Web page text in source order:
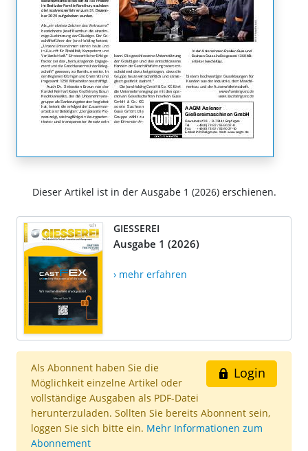
Dieser Artikel ist in der Ausgabe 1 (2026) erschienen.
GIESSEREI
Ausgabe 1 (2026)
› mehr erfahren
Login
Als Abonnent haben Sie die
Möglichkeit einzelne Artikel oder
vollständige Ausgaben als PDF-Datei
herunterzuladen. Sollten Sie bereits Abonnent sein,
loggen Sie sich bitte ein. Mehr Informationen zum
Abonnement